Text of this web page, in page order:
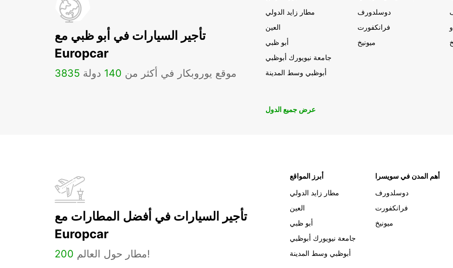
تأجير السيارات في أبو ظبي مع
Europcar
3835 موقع يوروبكار في أكثر من 140 دولة
مطار زايد الدولي
العين
أبو ظبي
جامعة نيويورك أبوظبي
أبوظبي وسط المدينة
دوسلدورف
فرانكفورت
ميونيخ
عرض جميع الدول
تأجير السيارات في أفضل المطارات مع
Europcar
200 مطار حول العالم!
أبرز المواقع
مطار زايد الدولي
العين
أبو ظبي
جامعة نيويورك أبوظبي
أبوظبي وسط المدينة
أهم المدن في سويسرا
دوسلدورف
فرانكفورت
ميونيخ